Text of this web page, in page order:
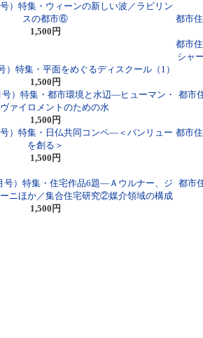
）特集・ウィーンの新しい波／ラビリン
スの都市⑥
1,500円
都市
）特集・平面をめぐるディスクール（1）
1,500円
都市
シャ
）特集・都市環境と水辺―ヒューマン・
ァイロメントのための水
1,500円
都市
）特集・日仏共同コンペ―＜バンリュー
を創る＞
1,500円
都市
号）特集・住宅作品6題―Ａウルナー、ジ
ニほか／集合住宅研究②媒介領域の構成
1,500円
都市